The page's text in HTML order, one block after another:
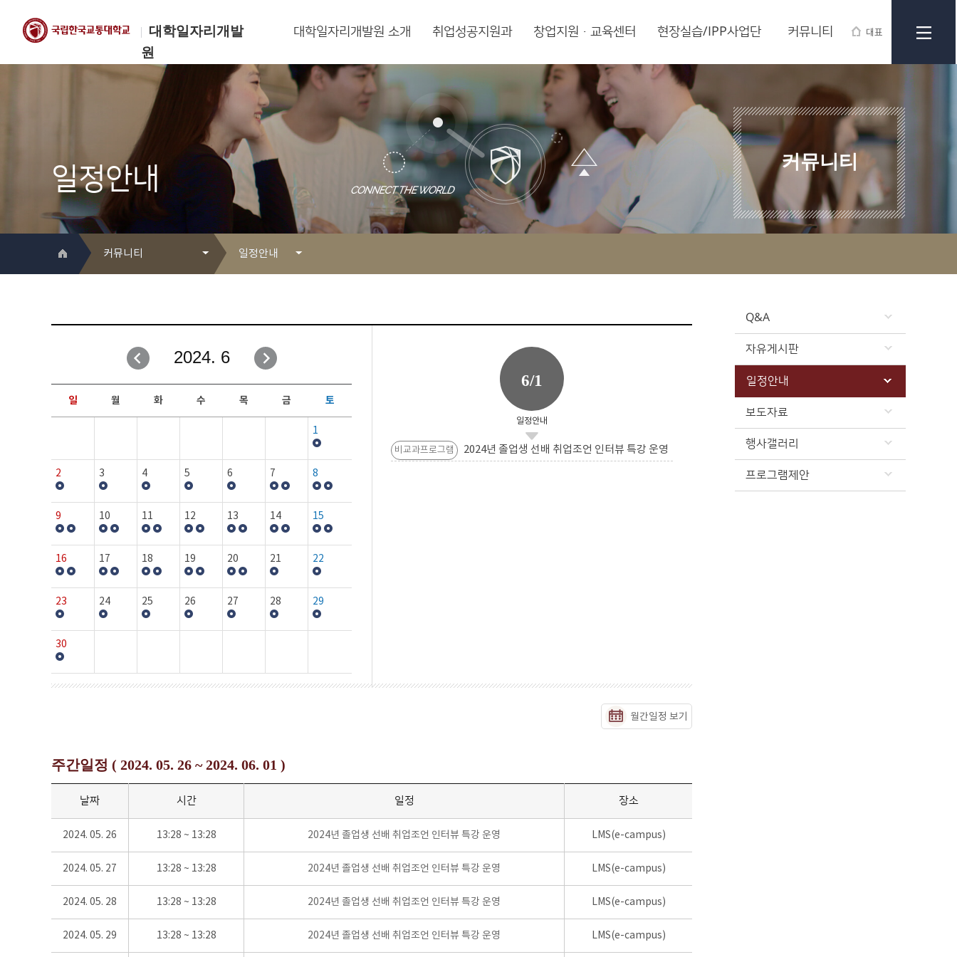
대학일자리개발
원
대표
한국교통대학교
대학일자리개발원
대학일자리개발원 소개 취업성공지원과 창업지원·교육센터 현장실습/IPP사업단 커뮤니티
일정안내
커뮤니티
커뮤니티
취업성공지원과
창업지원·교육센터
현장실습/IPP사업단
커뮤니티
일정안내
자유게시판
일정안내
보도자료
행사갤러리
Q&A
자유게시판
일정안내
보도자료
행사갤러리
프로그램제안
2024. 6
일 월 화 수 목 금 토
1
2 3 4 5 6 7 8
9 10 11 12 13 14 15
16 17 18 19 20 21 22
23 24 25 26 27 28 29
30
6/1
일정안내
비교과프로그램 2024년 졸업생 선배 취업조언 인터뷰 특강 운영
월간일정 보기
주간일정 ( 2024. 05. 26 ~ 2024. 06. 01 )
날짜 시간 일정 장소
2024. 05. 26 13:28 ~ 13:28 2024년 졸업생 선배 취업조언 인터뷰 특강 운영 LMS(e-campus)
2024. 05. 27 13:28 ~ 13:28 2024년 졸업생 선배 취업조언 인터뷰 특강 운영 LMS(e-campus)
2024. 05. 28 13:28 ~ 13:28 2024년 졸업생 선배 취업조언 인터뷰 특강 운영 LMS(e-campus)
2024. 05. 29 13:28 ~ 13:28 2024년 졸업생 선배 취업조언 인터뷰 특강 운영 LMS(e-campus)